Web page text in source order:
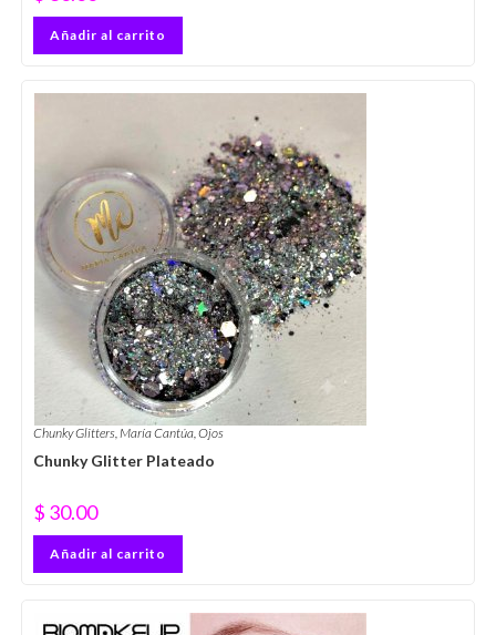
Añadir al carrito
Chunky Glitters,María Cantúa,Ojos
Chunky Glitter Plateado
$ 30.00
Añadir al carrito